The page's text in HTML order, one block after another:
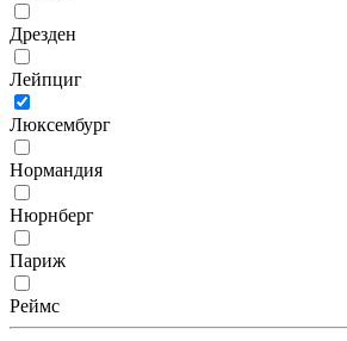
Дрезден
Лейпциг
Люксембург
Нормандия
Нюрнберг
Париж
Реймс